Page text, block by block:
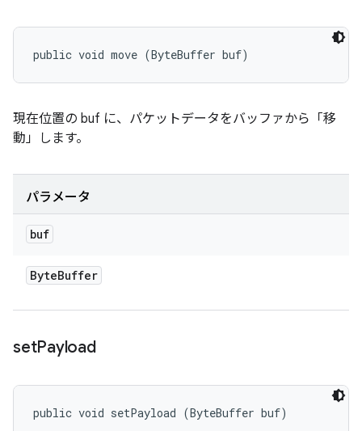
public void move (ByteBuffer buf)
現在位置の buf に、パケットデータをバッファから「移
動」します。
パラメータ
buf
ByteBuffer
setPayload
public void setPayload (ByteBuffer buf)